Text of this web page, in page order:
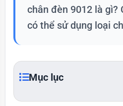
chân đèn 9012 là gì?
có thể sử dụng loại
Mục lục